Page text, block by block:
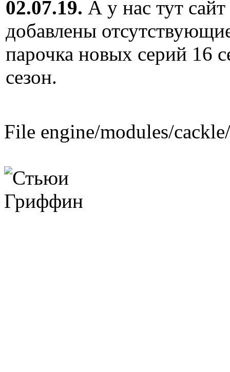
02.07.19. А у нас тут
добавлены
парочка новых серий 16
сезон.
File engine/modules/